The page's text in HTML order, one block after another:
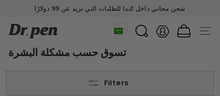
المحتوى
عرض
مؤقتًا
شحن مجاني داخل كندا للطلبات التي تزيد عن 99 دولارًا
D
P
بحث
تسوق حسب مشكلة البشرة
Filters